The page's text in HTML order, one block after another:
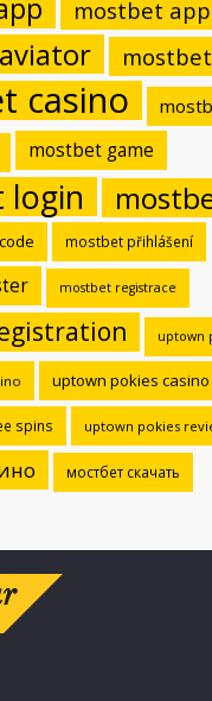
mostbet
casino
mostbet game
login
mostbet přihlášení
mostbet registrace
uptown
uptown pokies casino
spins uptown pokies
мостбет скачать